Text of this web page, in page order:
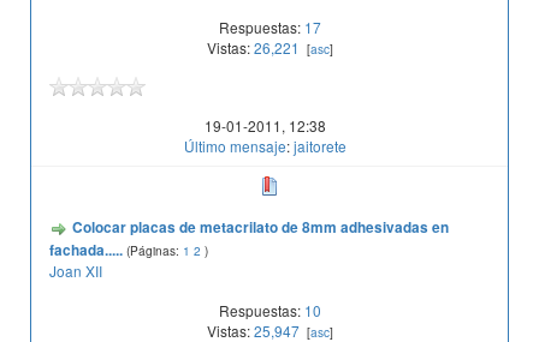
Respuestas: 17
Vistas:26,221 [asc]
19-01-2011, 12:38
Último mensaje:jaitorete
Colocar placas de metacrilato de 8mm adhesivadas en
fachada..... (Páginas: 1 2 )
Joan XII
Respuestas: 10
Vistas:25,947 [asc]